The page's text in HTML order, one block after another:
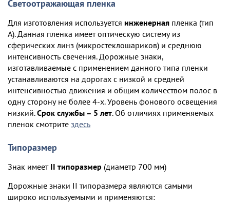
Светоотражающая пленка
Для изготовления используется инженерная пленка (тип
А). Данная пленка имеет оптическую систему из
сферических линз (микростеклошариков) и среднюю
интенсивность свечения. Дорожные знаки,
изготавливаемые с применением данного типа пленки
устанавливаются на дорогах с низкой и средней
интенсивностью движения и общим количеством полос в
одну сторону не более 4-х. Уровень фонового освещения
низкий.Срок службы – 5 лет. Об отличиях применяемых
пленок смотрите здесь
Типоразмер
Знак имеет II типоразмер (диаметр 700 мм)
Дорожные знаки II типоразмера являются самыми
широко используемыми и применяются: